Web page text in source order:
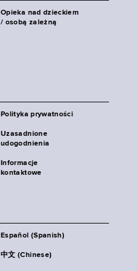
Opieka nad dzieckiem
/ osobą zależną
Polityka prywatności
Uzasadnione
udogodnienia
Informacje
kontaktowe
Español (Spanish)
中文 (Chinese)